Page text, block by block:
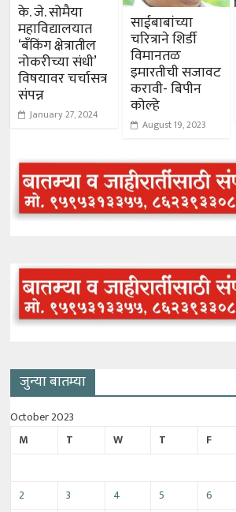
के. जे. सोमैया
महाविद्यालयात
‘बँकिंग क्षेत्रातील
नोकरीच्या संधी’
विषयावर चर्चासत्र
संपन्न
January 27, 2024
साईबाबांच्या
चरित्राने शिर्डी
विमानतळ
इमारतीची सजावट
करावी- बिपीन
कोल्हे
August 19, 2023
जुन्या बातम्या
October 2023
M
T W T F
2
3 4 5 6